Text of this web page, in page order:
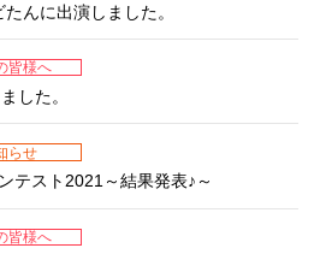
んに出演しました。
皆様へ
した。
らせ
テスト2021～結果発表♪～
皆様へ